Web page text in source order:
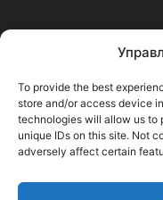
To provide the best
store and/or access device
technologies will allow us to
unique IDs on this site. Not
adversely affect certain
PlovdivDerby.com е
Свържи се с нас: